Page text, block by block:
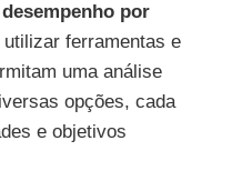
por
ferramentas e
uma análise
opções, cada
e objetivos